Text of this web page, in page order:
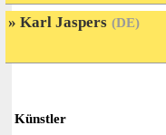
Karl Jaspers (DE)
Künstler